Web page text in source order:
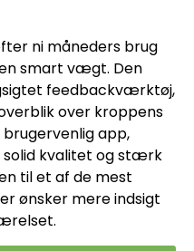
ni måneders brug
smart vægt. Den
feedbackværktøj,
over kroppens
app,
solid kvalitet og stærk
til et af de mest
ønsker mere indsigt